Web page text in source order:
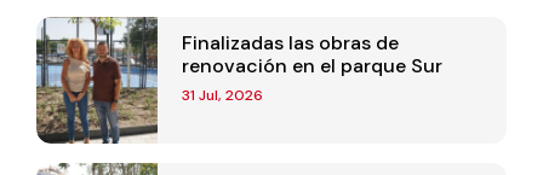
Finalizadas las obras de
renovación en el parque Sur
31 Jul, 2026